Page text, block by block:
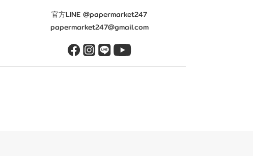
官方LINE @papermarket247
papermarket247@gmail.com